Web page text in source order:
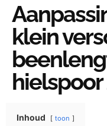
klein
Inhoud toon